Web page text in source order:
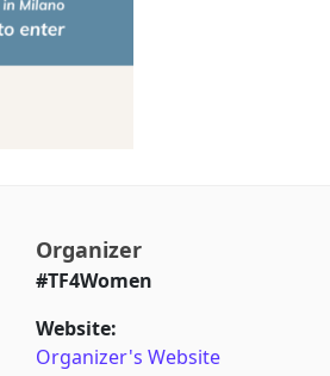
Organizer
#TF4Women
Website:
Organizer's Website